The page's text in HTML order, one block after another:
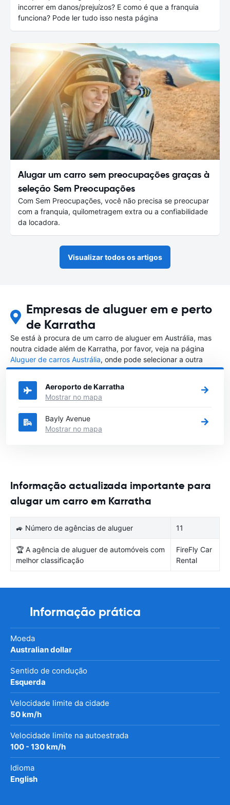
incorrer em danos/prejuízos? E como é que a franquia
funciona? Pode ler tudo isso nesta página
Alugar um carro sem preocupações graças à
seleção Sem Preocupações
Com Sem Preocupações, você não precisa se preocupar
com a franquia, quilometragem extra ou a confiabilidade
da locadora.
Visualizar todos os artigos
Empresas de aluguer em e perto
de Karratha
Se está à procura de um carro de aluguer em Austrália, mas
noutra cidade além de Karratha, por favor, veja na página
Aluguer de carros Austrália, onde pode selecionar a outra
cidade em Austrália que gostaria de alugar um carro
Aeroporto de Karratha
Mostrar no mapa
Bayly Avenue
Mostrar no mapa
Informação actualizada importante para
alugar um carro em Karratha
🚙 Número de agências de aluguer 11
🏆 A agência de aluguer de automóveis com
melhor classificação
FireFly Car
Rental
Informação prática
Moeda
Australian dollar
Sentido de condução
Esquerda
Velocidade limite da cidade
50 km/h
Velocidade limite na autoestrada
100 - 130 km/h
Idioma
English